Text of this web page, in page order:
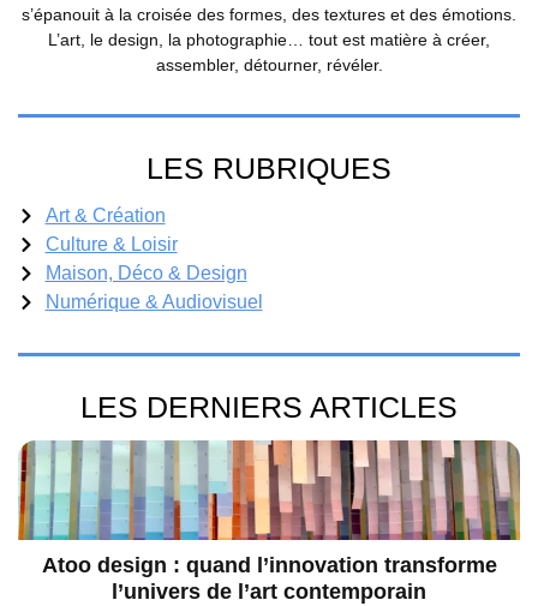
s’épanouit à la croisée des formes, des textures et des émotions.
L’art, le design, la photographie… tout est matière à créer,
assembler, détourner, révéler.
LES RUBRIQUES
Art & Création
Culture & Loisir
Maison, Déco & Design
Numérique & Audiovisuel
LES DERNIERS ARTICLES
Atoo design : quand l’innovation transforme
l’univers de l’art contemporain